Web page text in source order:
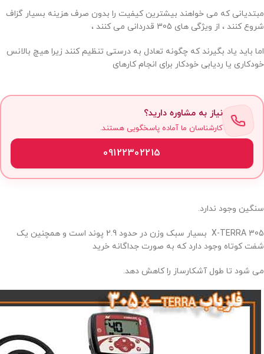
مبتدیانی که می خواهند بیشترین کیفیت را بدون صرف هزینه بسیار گزاف
شروع کنند ، از ویژگی های 305 قدردانی می کنند ،
اما باید یاد بگیرند که چگونه تعادل به درستی تنظیم کنند زیرا هیچ بالانس
خودکاری یا ردیابی خودکار برای انجام کارهای
نیاز به مشاوره دارید؟
کارشناسان ما آماده پاسخگویی هستند.
09122302215
سنگین وجود ندارد.
X-TERRA 305 بسیار سبک وزن در حدود 2.9 پوند است و همچنین یک
شفت کوتاه وجود دارد که به صورت جداگانه خرید
می شود تا طول آشکارساز را کاهش دهد.